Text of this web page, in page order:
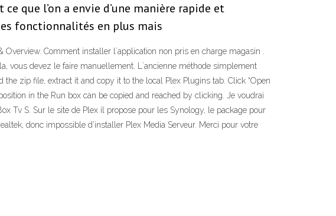
que l’on a envie d’une manière rapide et
fonctionnalités en plus mais
Comment installer l`application non pris en charge magasin .
vous devez le faire manuellement. L`ancienne méthode simplement
zip file, extract it and copy it to the local Plex Plugins tab. Click “Open
in the Run box can be copied and reached by clicking. Je voudrai
Tv S. Sur le site de Plex il propose pour les Synology, le package pour
donc impossible d’installer Plex Media Serveur. Merci pour votre